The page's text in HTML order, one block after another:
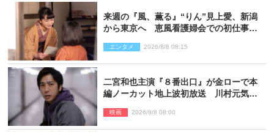
来週の『風、薫る』“りん”見上愛、新潟
から東京へ 恵風看護婦会での初仕事に
エンタメ 2026/8/8 08:15
二宮和也主演『８番出口』が金ローで本
編ノーカット地上波初放送 川村元気監
映画 2026/8/8 08:00